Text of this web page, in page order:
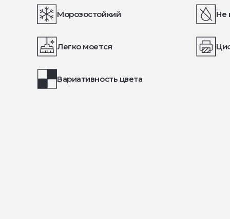
Морозостойкий Не
Легко моется
Вариативность цвета